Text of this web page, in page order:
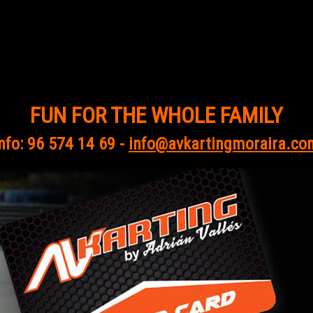
FUN FOR THE WHOLE FAMILY
96 574 14 69 -